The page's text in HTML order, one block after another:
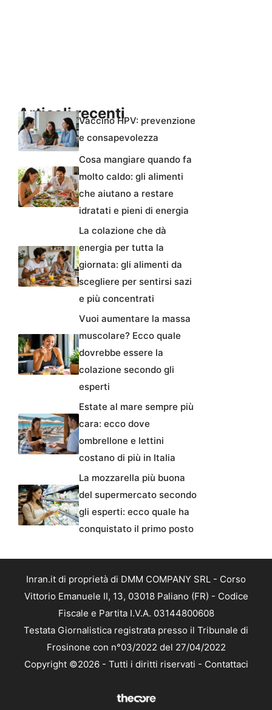
Articoli recentiVaccino HPV: prevenzione
e consapevolezza
Cosa mangiare quando fa
molto caldo: gli alimenti
che aiutano a restare
idratati e pieni di energia
La colazione che dà
energia per tutta la
giornata: gli alimenti da
scegliere per sentirsi sazi
e più concentrati
Vuoi aumentare la massa
muscolare? Ecco quale
dovrebbe essere la
colazione secondo gli
esperti
Estate al mare sempre più
cara: ecco dove
ombrellone e lettini
costano di più in Italia
La mozzarella più buona
del supermercato secondo
gli esperti: ecco quale ha
conquistato il primo posto
Inran.it di proprietà di DMM COMPANY SRL - Corso
Vittorio Emanuele II, 13, 03018 Paliano (FR) - Codice
Fiscale e Partita I.V.A. 03144800608
Testata Giornalistica registrata presso il Tribunale di
Frosinone con n°03/2022 del 27/04/2022
Copyright ©2026 - Tutti i diritti riservati - Contattaci